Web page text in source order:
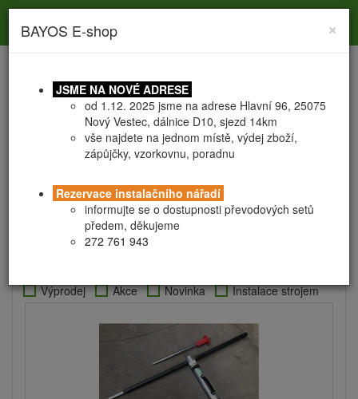
navigation
Instalační NÁŘADÍ
Instalační NÁŘADÍ
Výprodej Akce Novinka Instalace strojem
×
BAYOS E-shop
JSME NA NOVÉ ADRESE
od 1.12. 2025 jsme na adrese Hlavní 96, 25075
Nový Vestec, dálnice D10, sjezd 14km
vše najdete na jednom místě, výdej zboží,
zápůjčky, vzorkovnu, poradnu
Rezervace instalačního nářadí
informujte se o dostupnosti převodových setů
předem, děkujeme
272 761 943